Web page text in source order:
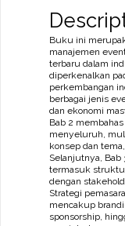
Buku ini
manajemen
terbaru dalam
diperkenalkan
perkembangan
berbagai jenis
dan ekonomi
Bab 2
menyeluruh,
konsep dan
Selanjutnya, Bab
termasuk
dengan
Strategi
mencakup
sponsorship,